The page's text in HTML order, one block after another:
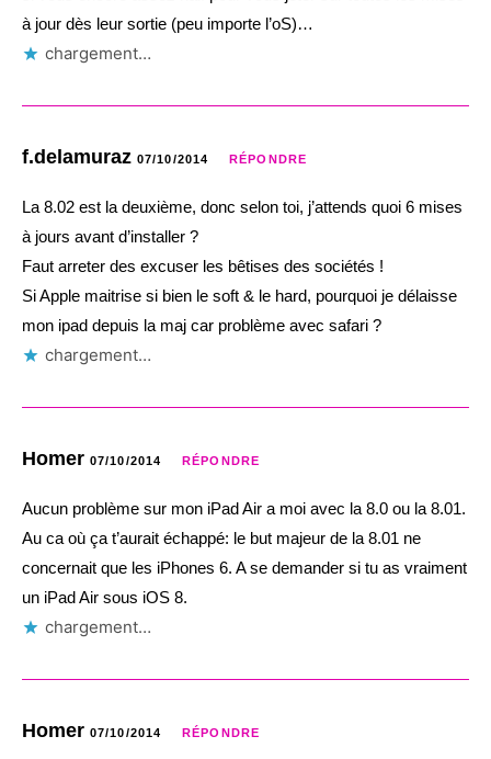
à jour dès leur sortie (peu importe l’oS)…
chargement…
f.delamuraz 07/10/2014 RÉPONDRE
La 8.02 est la deuxième, donc selon toi, j’attends quoi 6 mises
à jours avant d’installer ?
Faut arreter des excuser les bêtises des sociétés !
Si Apple maitrise si bien le soft & le hard, pourquoi je délaisse
mon ipad depuis la maj car problème avec safari ?
chargement…
Homer 07/10/2014 RÉPONDRE
Aucun problème sur mon iPad Air a moi avec la 8.0 ou la 8.01.
Au ca où ça t’aurait échappé: le but majeur de la 8.01 ne
concernait que les iPhones 6. A se demander si tu as vraiment
un iPad Air sous iOS 8.
chargement…
Homer 07/10/2014 RÉPONDRE